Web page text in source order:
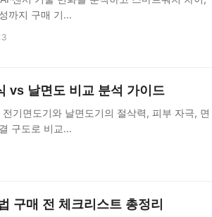
까지 구매 기...
vs 날면도 비교 분석 가이드
기면도기와 날면도기의 절삭력, 피부 자극, 면
구도로 비교...
구매 전 체크리스트 총정리